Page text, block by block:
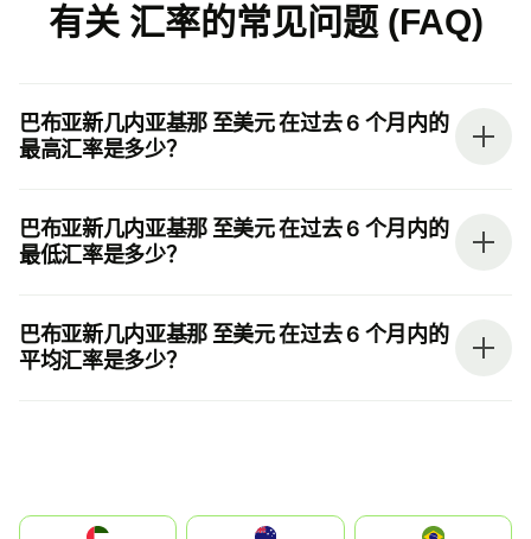
有关 汇率的常见问题 (FAQ)
巴布亚新几内亚基那 至美元 在过去 6 个月内的
最高汇率是多少？
巴布亚新几内亚基那 至美元 在过去 6 个月内的
最低汇率是多少？
巴布亚新几内亚基那 至美元 在过去 6 个月内的
平均汇率是多少？